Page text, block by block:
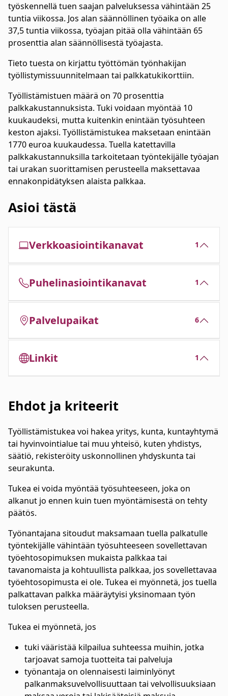
työskennellä tuen saajan palveluksessa vähintään 25
tuntia viikossa. Jos alan säännöllinen työaika on alle
37,5 tuntia viikossa, työajan pitää olla vähintään 65
prosenttia alan säännöllisestä työajasta.
Tieto tuesta on kirjattu työttömän työnhakijan
työllistymissuunnitelmaan tai palkkatukikorttiin.
Työllistämistuen määrä on 70 prosenttia
palkkakustannuksista. Tuki voidaan myöntää 10
kuukaudeksi, mutta kuitenkin enintään työsuhteen
keston ajaksi. Työllistämistukea maksetaan enintään
1770 euroa kuukaudessa. Tuella katettavilla
palkkakustannuksilla tarkoitetaan työntekijälle työajan
tai urakan suorittamisen perusteella maksettavaa
ennakonpidätyksen alaista palkkaa.
Asioi tästä
Verkkoasiointikanavat 1
Puhelinasiointikanavat 1
Palvelupaikat 6
Linkit 1
Ehdot ja kriteerit
Työllistämistukea voi hakea yritys, kunta, kuntayhtymä
tai hyvinvointialue tai muu yhteisö, kuten yhdistys,
säätiö, rekisteröity uskonnollinen yhdyskunta tai
seurakunta.
Tukea ei voida myöntää työsuhteeseen, joka on
alkanut jo ennen kuin tuen myöntämisestä on tehty
päätös.
Työnantajana sitoudut maksamaan tuella palkatulle
työntekijälle vähintään työsuhteeseen sovellettavan
työehtosopimuksen mukaista palkkaa tai
tavanomaista ja kohtuullista palkkaa, jos sovellettavaa
työehtosopimusta ei ole. Tukea ei myönnetä, jos tuella
palkattavan palkka määräytyisi yksinomaan työn
tuloksen perusteella.
Tukea ei myönnetä, jos
tuki vääristää kilpailua suhteessa muihin, jotka
tarjoavat samoja tuotteita tai palveluja
työnantaja on olennaisesti laiminlyönyt
palkanmaksuvelvollisuuttaan tai velvollisuuksiaan